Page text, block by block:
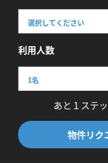
利用人数
あと１ステ
物件リク